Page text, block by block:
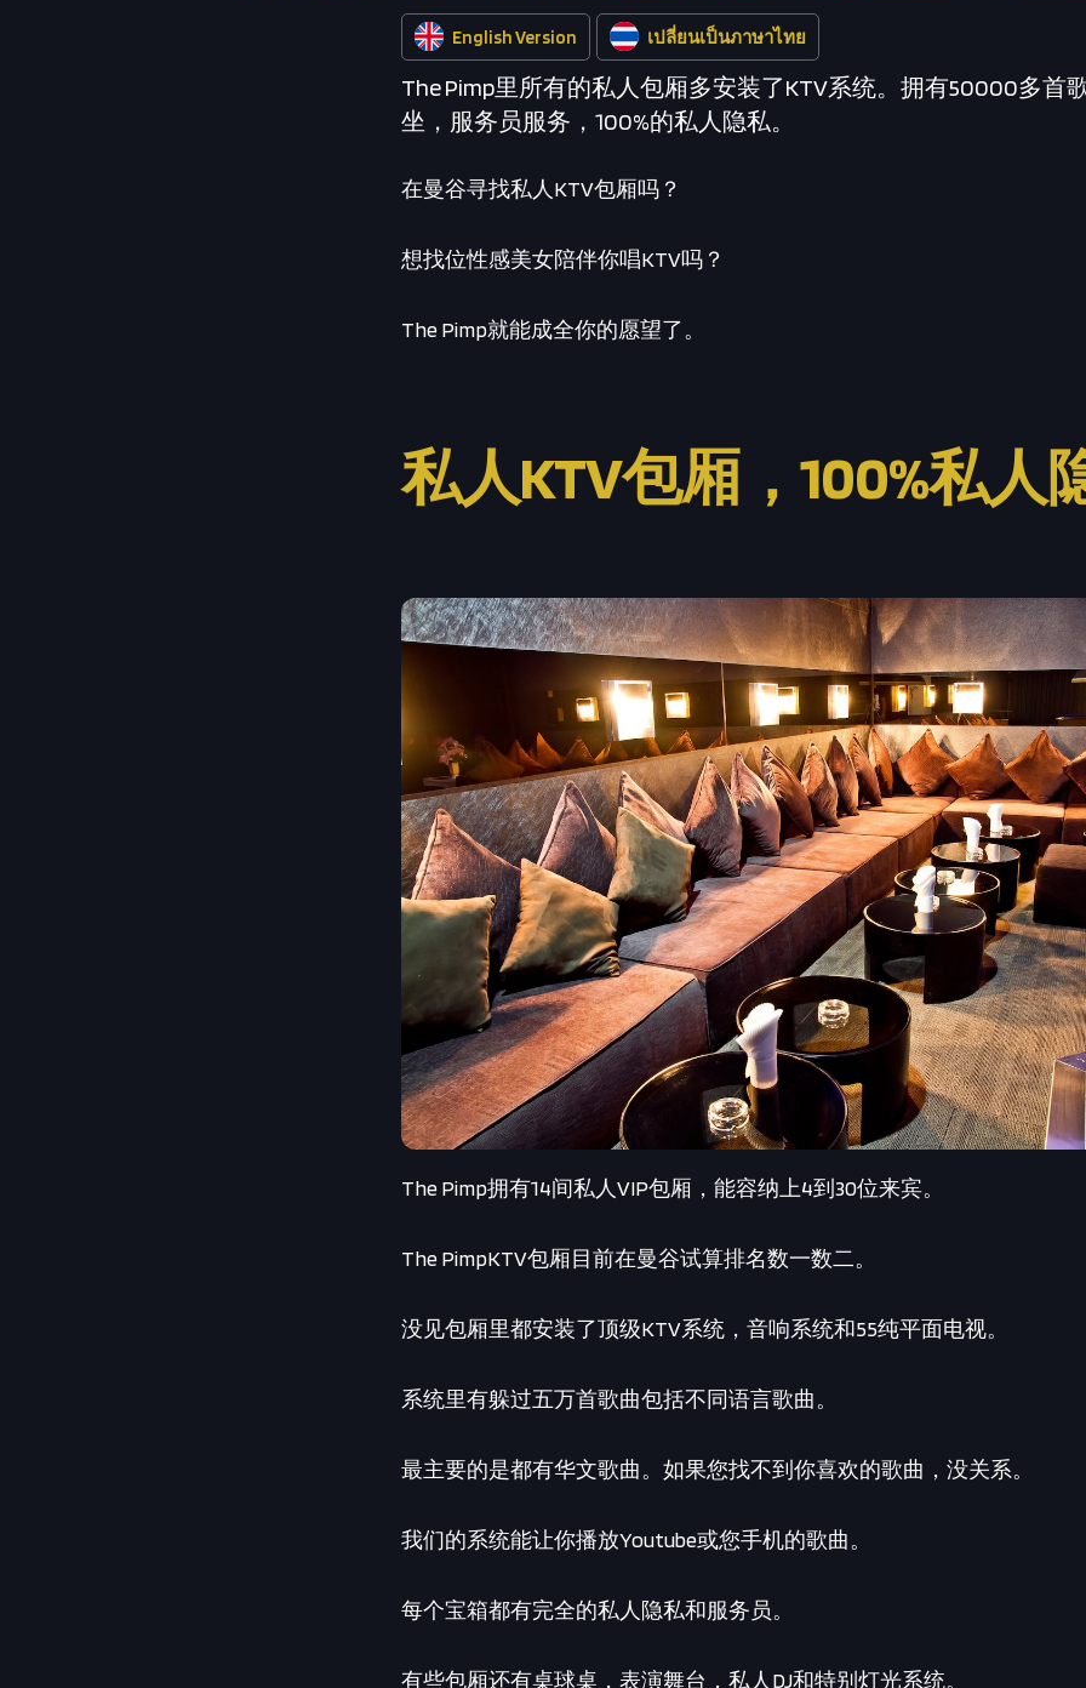
English Version เปลี่ยนเป็นภาษาไทย
The Pimp里所有的私人包厢多安装了KTV系统。拥有50000多首
坐，服务员服务，100%的私人隐私。
在曼谷寻找私人KTV包厢吗？
想找位性感美女陪伴你唱KTV吗？
The Pimp就能成全你的愿望了。
私人KTV包厢，100%私人
The Pimp拥有14间私人VIP包厢，能容纳上4到30位来宾。
The PimpKTV包厢目前在曼谷试算排名数一数二。
没见包厢里都安装了顶级KTV系统，音响系统和55纯平面电视。
系统里有躲过五万首歌曲包括不同语言歌曲。
最主要的是都有华文歌曲。如果您找不到你喜欢的歌曲，没关系。
我们的系统能让你播放Youtube或您手机的歌曲。
每个宝箱都有完全的私人隐私和服务员。
有些包厢还有桌球桌，表演舞台，私人DJ和特别灯光系统。